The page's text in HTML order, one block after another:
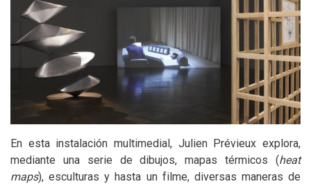
En esta instalación multimedial, Julien Prévieux explora,
mediante una serie de dibujos, mapas térmicos (heat
maps), esculturas y hasta un filme, diversas maneras de